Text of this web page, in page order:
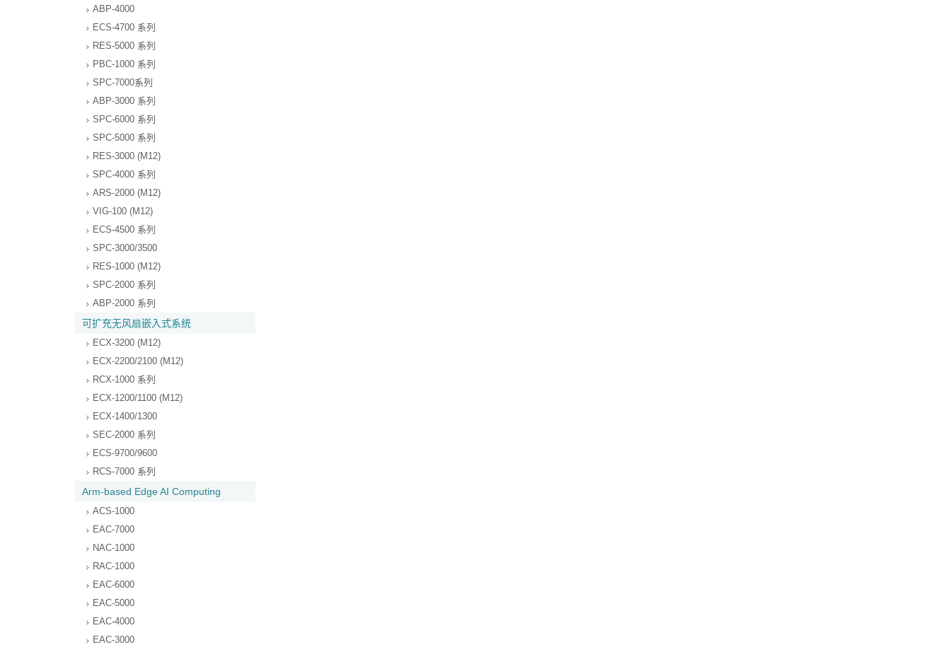
ABP-4000
ECS-4700 系列
RES-5000 系列
PBC-1000 系列
SPC-7000系列
ABP-3000 系列
SPC-6000 系列
SPC-5000 系列
RES-3000 (M12)
SPC-4000 系列
ARS-2000 (M12)
VIG-100 (M12)
ECS-4500 系列
SPC-3000/3500
RES-1000 (M12)
SPC-2000 系列
ABP-2000 系列
可扩充无风扇嵌入式系统
ECX-3200 (M12)
ECX-2200/2100 (M12)
RCX-1000 系列
ECX-1200/1100 (M12)
ECX-1400/1300
SEC-2000 系列
ECS-9700/9600
RCS-7000 系列
Arm-based Edge AI Computing
ACS-1000
EAC-7000
NAC-1000
RAC-1000
EAC-6000
EAC-5000
EAC-4000
EAC-3000